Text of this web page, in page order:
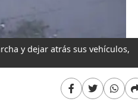
y dejar atrás sus vehículos,